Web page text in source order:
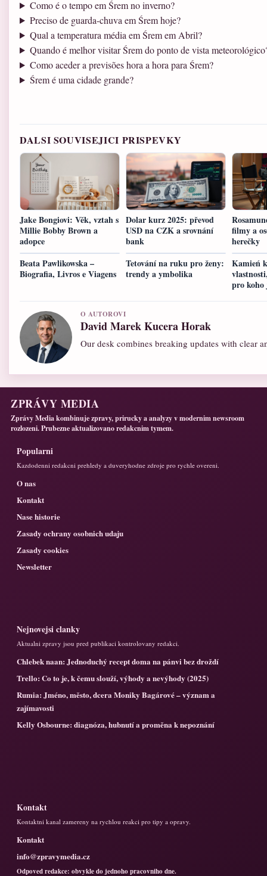
Como é o tempo em Śrem no inverno?
Preciso de guarda-chuva em Śrem hoje?
Qual a temperatura média em Śrem em Abril?
Quando é melhor visitar Śrem do ponto de vista
Como aceder a previsões hora a hora para Śrem?
Śrem é uma cidade grande?
DALSI SOUVISEJICI PRISPEVKY
Jake Bongiovi: Věk, vztah s
Millie Bobby Brown a
adopce
Dolar kurz 2025: převod
USD na CZK a srovnání
bank
filmy a
herečky
Beata Pawlikowska –
Biografia, Livros e Viagens
Tetování na ruku pro ženy:
trendy a ymbolika
Kamień
pro koho
O AUTOROVI
David Marek Kucera Horak
Our desk combines breaking updates with clear
ZPRÁVY MEDIA
Zprávy Media kombinuje zpravy, prirucky a analyzy v modernim newsroom
rozlozeni. Prubezne aktualizovano redakcnim tymem.
Popularni
Kazdodenni redakcni prehledy a duveryhodne zdroje pro rychle overeni.
O nas
Kontakt
Nase historie
Zasady ochrany osobnich udaju
Zasady cookies
Newsletter
Nejnovejsi clanky
Aktualni zpravy jsou pred publikaci kontrolovany redakci.
Chlebek naan: Jednoduchý recept doma na pánvi bez droždí
Trello: Co to je, k čemu slouží, výhody a nevýhody (2025)
Rumia: Jméno, město, dcera Moniky Bagárové – význam a
zajímavosti
Kelly Osbourne: diagnóza, hubnutí a proměna k nepoznání
Kontakt
Kontaktni kanal zamereny na rychlou reakci pro tipy a opravy.
Kontakt
info@zpravymedia.cz
Odpoved redakce: obvykle do jednoho pracovniho dne.